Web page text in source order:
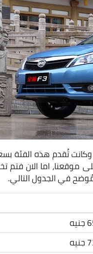
موقعنا، اما الان فتم